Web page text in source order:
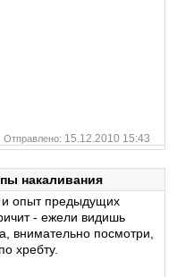
Отправлено: 15.12.2010 15:43
накаливания
опыт предыдущих
- ежели видишь
внимательно посмотри,
хребту.